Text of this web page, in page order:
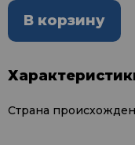
В корзину
Страна